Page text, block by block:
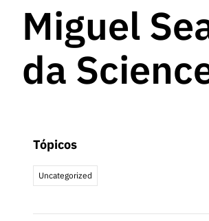
Miguel
da
Tópicos
Uncategorized